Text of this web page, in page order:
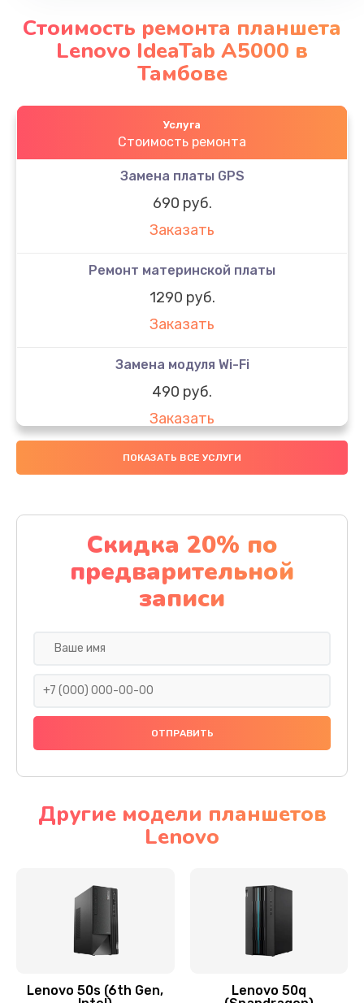
Стоимость ремонта планшета
Lenovo IdeaTab A5000 в
Тамбове
Услуга
Стоимость ремонта
Замена платы GPS
690 руб.
Заказать
Ремонт материнской платы
1290 руб.
Заказать
Замена модуля Wi-Fi
490 руб.
Заказать
Замена микрофона
Заказать
Замена аккумулятора
1130 руб.
Заказать
Замена дисплея (экрана)
Замена тачскрина
Замена разъема питания
Замена мультиконтроллера
Заказать
ПОКАЗАТЬ ВСЕ УСЛУГИ
Скидка 20% по
предварительной
записи
Другие модели планшетов
Lenovo
Lenovo 50s (6th Gen,
Lenovo 50q